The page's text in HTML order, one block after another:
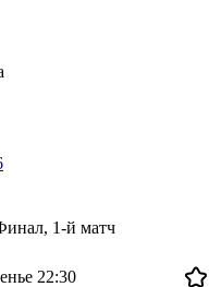
1-й матч
22:30